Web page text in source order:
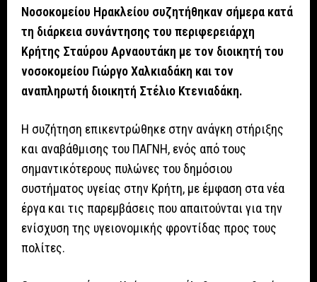
Νοσοκομείου Ηρακλείου συζητήθηκαν σήμερα κατά
τη διάρκεια συνάντησης του περιφερειάρχη
Κρήτης Σταύρου Αρναουτάκη με τον διοικητή του
νοσοκομείου Γιώργο Χαλκιαδάκη και τον
αναπληρωτή διοικητή Στέλιο Κτενιαδάκη.
Η συζήτηση επικεντρώθηκε στην ανάγκη στήριξης
και αναβάθμισης του ΠΑΓΝΗ, ενός από τους
σημαντικότερους πυλώνες του δημόσιου
συστήματος υγείας στην Κρήτη, με έμφαση στα νέα
έργα και τις παρεμβάσεις που απαιτούνται για την
ενίσχυση της υγειονομικής φροντίδας προς τους
πολίτες.